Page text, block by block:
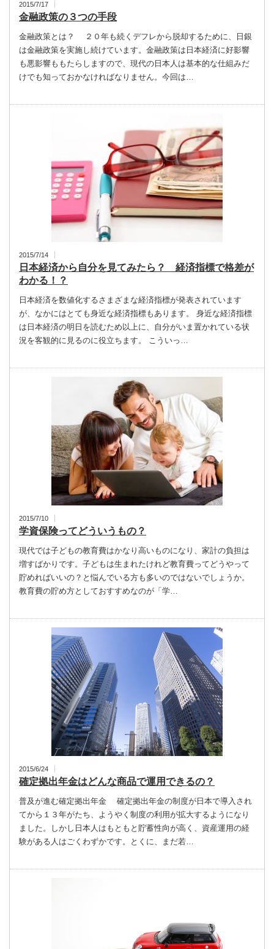
2015/7/17
金融政策の３つの手段
金融政策とは？ ２０年も続くデフレから脱却するために、日銀
は金融政策を実施し続けています。金融政策は日本経済に好影響
も悪影響ももたらしますので、現代の日本人は基本的な仕組みだ
けでも知っておかなければなりません。今回は…
2015/7/14
日本経済から自分を見てみたら？ 経済指標で格差が
わかる！？
日本経済を数値化するさまざまな経済指標が発表されています
が、なかにはとても身近な経済指標もあります。 身近な経済指標
は日本経済の明日を読むため以上に、自分がいま置かれている状
況を客観的に見るのに役立ちます。 こういっ…
2015/7/10
学資保険ってどういうもの？
現代では子どもの教育費はかなり高いものになり、家計の負担は
増すばかりです。子どもは生まれたけれど教育費ってどうやって
貯めればいいの？と悩んでいる方も多いのではないでしょうか。
教育費の貯め方としておすすめなのが「学…
2015/6/24
確定拠出年金はどんな商品で運用できるの？
普及が進む確定拠出年金 確定拠出年金の制度が日本で導入され
てから１３年がたち、ようやく制度の利用が拡大するようになり
ました。しかし日本人はもともと貯蓄性向が高く、資産運用の経
験がある人はごくわずかです。とくに、まだ若…